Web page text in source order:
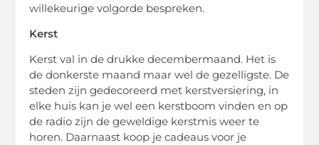
willekeurige volgorde bespreken.
Kerst
Kerst val in de drukke decembermaand. Het is
de donkerste maand maar wel de gezelligste. De
steden zijn gedecoreerd met kerstversiering, in
elke huis kan je wel een kerstboom vinden en op
de radio zijn de geweldige kerstmis weer te
horen. Daarnaast koop je cadeaus voor je